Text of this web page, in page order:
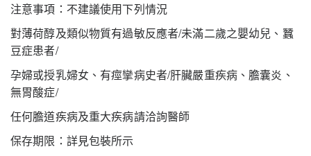
注意事項：不建議使用下列情況
對薄荷醇及類似物質有過敏反應者/未滿二歲之嬰幼兒、蠶
豆症患者/
孕婦或授乳婦女、有痙攣病史者/肝臟嚴重疾病、膽囊炎、
無胃酸症/
任何膽道疾病及重大疾病請洽詢醫師
保存期限：詳見包裝所示